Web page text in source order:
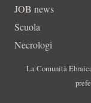
JOB news
Scuola
Necrologi
La Comunità